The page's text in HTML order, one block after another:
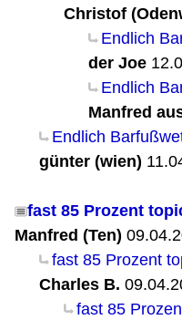
Christof
Endlich
der Joe
Endlich
Manfred
Endlich
günter (wien)
fast 85 Prozent
Manfred (Ten)
fast 85 Prozent
Charles B.
fast 85